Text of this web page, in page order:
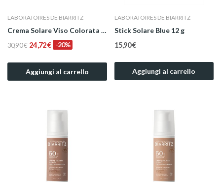
LABORATOIRES DE BIARRITZ
Crema Solare Viso Colorata - DORÉE SPF30 + Olio...
30,90 € 24,72 € -20%
Aggiungi al carrello
LABORATOIRES DE BIARRITZ
Stick Solare Blue 12 g
15,90 €
Aggiungi al carrello